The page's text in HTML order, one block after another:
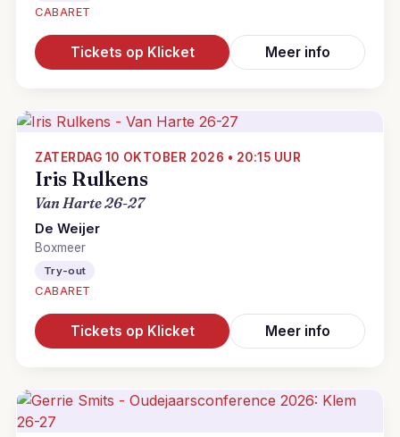
CABARET
Tickets op Klicket Meer info
ZATERDAG 10 OKTOBER 2026 • 20:15 UUR
Iris Rulkens
Van Harte 26-27
De Weijer
Boxmeer
Try-out
CABARET
Tickets op Klicket Meer info